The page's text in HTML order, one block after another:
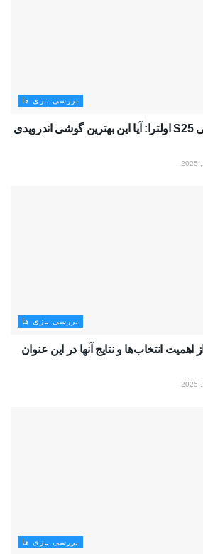
بررسی بازی ها
تکفارس؛ بررسی گلکسی S25 اولترا: آیا این بهترین گوشی اندرویدی
بررسی بازی ها
توسعه دهنده Avowed از اهمیت انتخاب‌ها و نتایج آنها در این عنوان
بررسی بازی ها